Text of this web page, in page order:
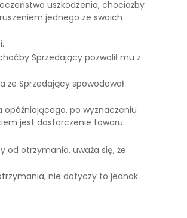
uszkodzenia, chociażby
jednego ze swoich
Sprzedający pozwolił mu z
że Sprzedający spowodował
po wyznaczeniu
jest dostarczenie towaru.
od otrzymania, uważa się, że
nie dotyczy to jednak: